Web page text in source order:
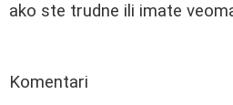
ako ste trudne ili imate
Komentari